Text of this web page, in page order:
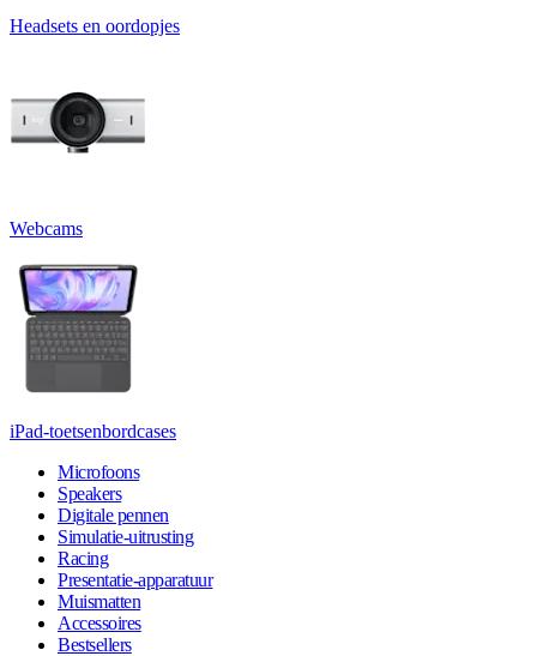
Headsets en oordopjes
Webcams
iPad-toetsenbordcases
Microfoons
Speakers
Digitale pennen
Simulatie-uitrusting
Racing
Presentatie-apparatuur
Muismatten
Accessoires
Bestsellers